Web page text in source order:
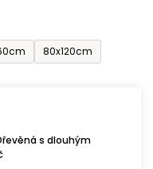
80x120cm
s dlouhým